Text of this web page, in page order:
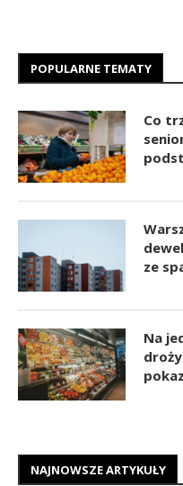
POPULARNE TEMATY
Co
ze
Na
NAJNOWSZE ARTYKUŁY